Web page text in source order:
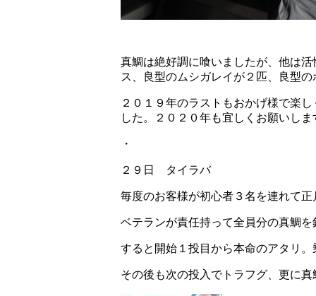
真鯛は絶好調に喰いましたが、他は
ス、良型のムシガレイが２匹、良型の
２０１９年のラストもおかげ様で楽
した。２０２０年も宜しくお願いしま
・
２９日 タイラバ
毎度のお客様が初心者３名を連れて
ベテランが責任持って全員分の真鯛
すると開始１投目から本命のアタリ
その後も次の投入でトラフグ、更に